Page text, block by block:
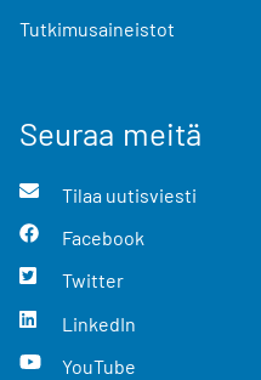
Tutkimusaineistot
Seuraa meitä
Tilaa uutisviesti
Facebook
Twitter
LinkedIn
YouTube